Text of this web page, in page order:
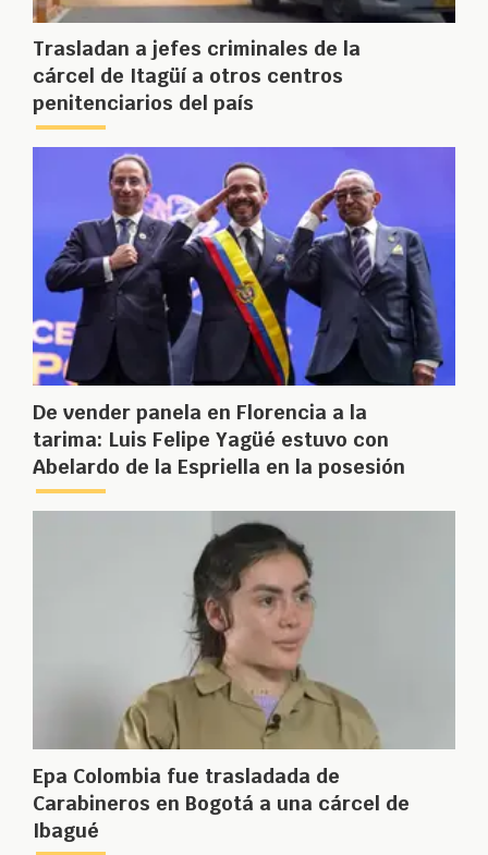
Trasladan a jefes criminales de la
cárcel de Itagüí a otros centros
penitenciarios del país
De vender panela en Florencia a la
tarima: Luis Felipe Yagüé estuvo con
Abelardo de la Espriella en la posesión
Epa Colombia fue trasladada de
Carabineros en Bogotá a una cárcel de
Ibagué